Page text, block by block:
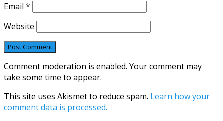
Email *
Website
Comment moderation is enabled. Your comment may
take some time to appear.
This site uses Akismet to reduce spam. Learn how your
comment data is processed.